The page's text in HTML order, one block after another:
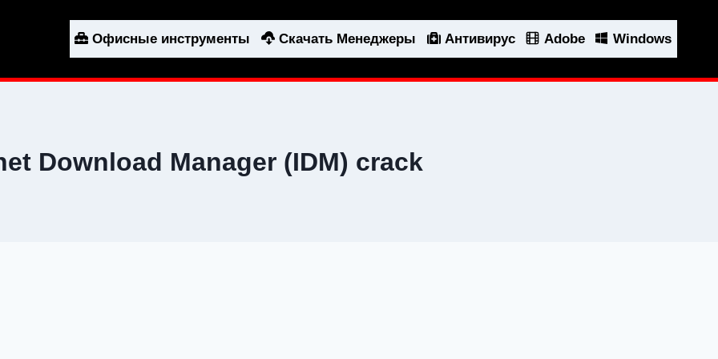
Офисные инструменты Скачать Менеджеры Антивирус Adobe Windows
Download Manager (IDM) crack